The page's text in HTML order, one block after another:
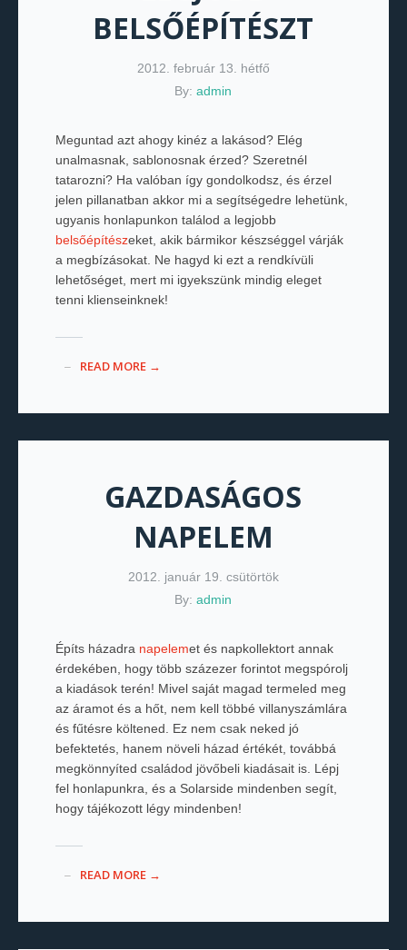
BELSŐÉPÍTÉSZT
2012. február 13. hétfő
By:admin
Meguntad azt ahogy kinéz a lakásod? Elég
unalmasnak, sablonosnak érzed? Szeretnél
tatarozni? Ha valóban így gondolkodsz, és érzel
jelen pillanatban akkor mi a segítségedre lehetünk,
ugyanis honlapunkon találod a legjobb
belsőépítészeket, akik bármikor készséggel várják
a megbízásokat. Ne hagyd ki ezt a rendkívüli
lehetőséget, mert mi igyekszünk mindig eleget
tenni klienseinknek!
READ MORE →
GAZDASÁGOS
NAPELEM
2012. január 19. csütörtök
By:admin
Építs házadra napelemet és napkollektort annak
érdekében, hogy több százezer forintot megspórolj
a kiadások terén! Mivel saját magad termeled meg
az áramot és a hőt, nem kell többé villanyszámlára
és fűtésre költened. Ez nem csak neked jó
befektetés, hanem növeli házad értékét, továbbá
megkönnyíted családod jövőbeli kiadásait is. Lépj
fel honlapunkra, és a Solarside mindenben segít,
hogy tájékozott légy mindenben!
READ MORE →